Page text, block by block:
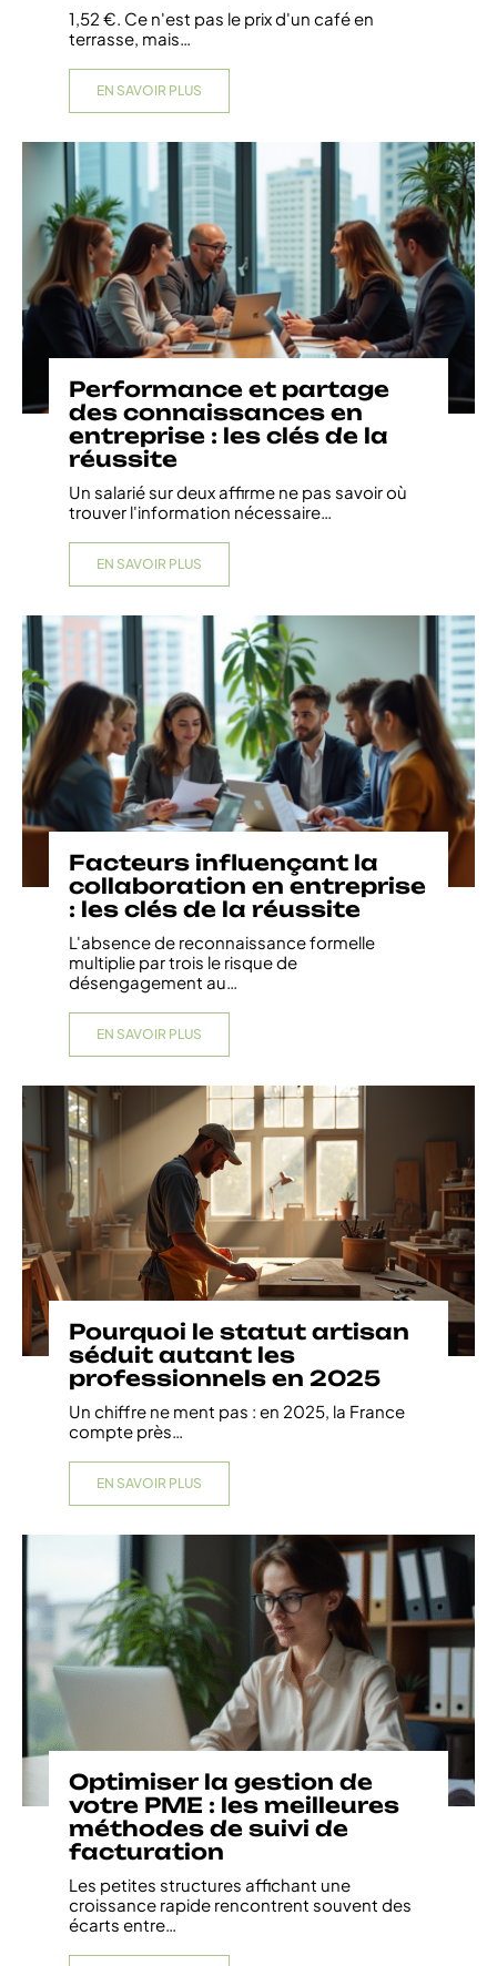
1,52 €. Ce n'est pas le prix d'un café en
terrasse, mais…
EN SAVOIR PLUS
Performance et partage
des connaissances en
entreprise : les clés de la
réussite
Un salarié sur deux affirme ne pas savoir où
trouver l'information nécessaire
EN SAVOIR PLUS
Facteurs influençant la
collaboration en entreprise
: les clés de la réussite
L'absence de reconnaissance formelle
multiplie par trois le risque de
désengagement au
EN SAVOIR PLUS
Pourquoi le statut artisan
séduit autant les
professionnels en 2025
Un chiffre ne ment pas : en 2025, la France
compte près…
EN SAVOIR PLUS
Optimiser la gestion de
votre PME : les meilleures
méthodes de suivi de
facturation
Les petites structures affichant une
croissance rapide rencontrent souvent des
écarts entre…